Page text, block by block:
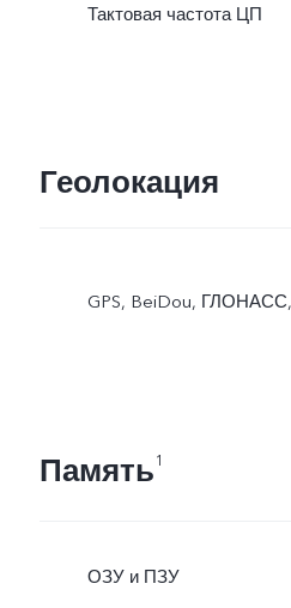
Тактовая частота ЦП
Геолокация
GPS, BeiDou, ГЛОНАСС,
Память1
ОЗУ и ПЗУ